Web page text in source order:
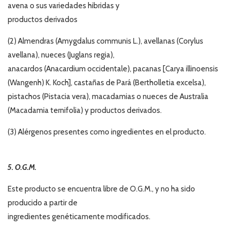
avena o sus variedades hibridas y
productos derivados
(2) Almendras (Amygdalus communis L.), avellanas (Corylus
avellana), nueces (Juglans regia),
anacardos (Anacardium occidentale), pacanas [Carya illinoensis
(Wangenh) K. Koch], castañas de Pará (Bertholletia excelsa),
pistachos (Pistacia vera), macadamias o nueces de Australia
(Macadamia ternifolia) y productos derivados.
(3) Alérgenos presentes como ingredientes en el producto.
5. O.G.M.
Este producto se encuentra libre de O.G.M., y no ha sido
producido a partir de
ingredientes genéticamente modificados.